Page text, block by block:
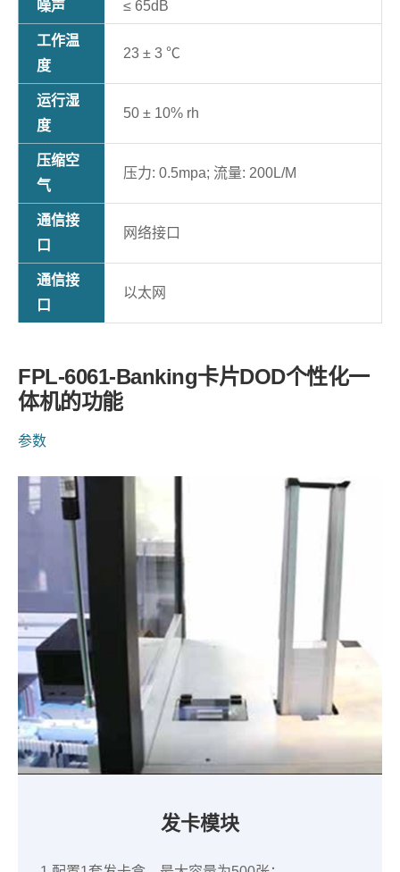
噪声 ≤ 65dB
工作温
度
23 ± 3 ℃
运行湿
度
50 ± 10% rh
压缩空
气
压力: 0.5mpa; 流量: 200L/M
通信接
口
网络接口
通信接
口
以太网
FPL-6061-Banking卡片DOD个性化一
体机的功能
参数
发卡模块